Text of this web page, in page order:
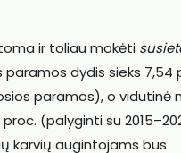
ir toliau mokėti
dydis sieks 7,54
paramos), o vidutinė
(palyginti su
karvių augintojams bus